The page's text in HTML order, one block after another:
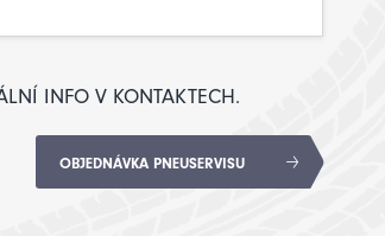
INFO V KONTAKTECH.
OBJEDNÁVKA PNEUSERVISU